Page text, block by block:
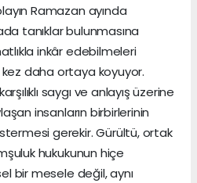
Ramazan ayında
tanıklar bulunmasına
inkâr edebilmeleri
daha ortaya koyuyor.
saygı ve anlayış üzerine
insanların birbirlerinin
gerekir. Gürültü, ortak
hukukunun hiçe
bir mesele değil, aynı